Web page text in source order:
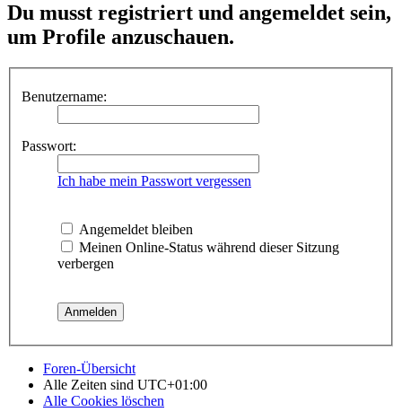
Du musst registriert und angemeldet sein,
um Profile anzuschauen.
Benutzername:
Passwort:
Ich habe mein Passwort vergessen
Angemeldet bleiben
Meinen Online-Status während dieser Sitzung
verbergen
Foren-Übersicht
Alle Zeiten sind UTC+01:00
Alle Cookies löschen